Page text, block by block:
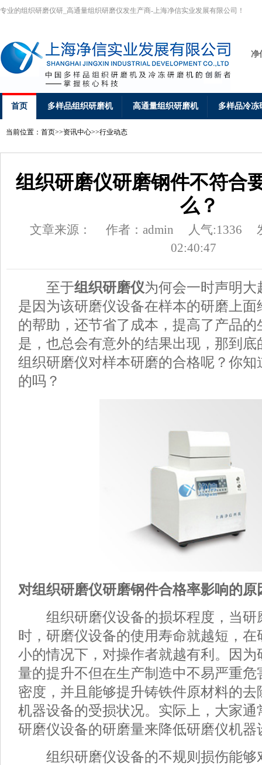
专业的组织研磨仪研_高通量组织研磨仪发生产商-上海净信实业发展有限公司！
净
首页 多样品组织研磨机 高通量组织研磨机 多样品冷冻
当前位置： 首页>>资讯中心>>行业动态
组织研磨仪研磨钢件不符合
么？
文章来源： 作者：admin 人气:1336
02:40:47
至于组织研磨仪为何会一时声明
是因为该研磨仪设备在样本的研磨上
的帮助，还节省了成本，提高了产品
是，也总会有意外的结果出现，那到
组织研磨仪对样本研磨的合格呢？你知
的吗？
对组织研磨仪研磨钢件合格率影响的原
组织研磨仪设备的损坏程度，当研
时，研磨仪设备的使用寿命就越短，
小的情况下，对操作者就越有利。因为
量的提升不但在生产制造中不易严重危
密度，并且能够提升铸铁件原材料的
机器设备的受损状况。实际上，大家通
研磨仪设备的研磨量来降低研磨仪机器
组织研磨仪设备的不规则损伤能够